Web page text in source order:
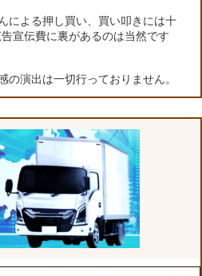
による押し買い、買い叩きには十
宣伝費に裏があるのは当然です
の演出は一切行っておりません。